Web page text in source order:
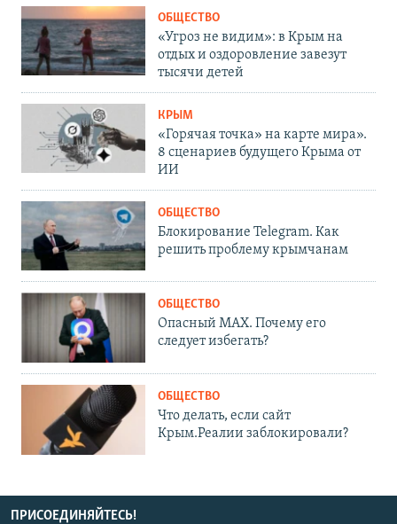
ОБЩЕСТВО
«Угроз не видим»: в Крым на
отдых и оздоровление завезут
тысячи детей
КРЫМ
«Горячая точка» на карте мира».
8 сценариев будущего Крыма от
ИИ
ОБЩЕСТВО
Блокирование Telegram. Как
решить проблему крымчанам
ОБЩЕСТВО
Опасный MAX. Почему его
следует избегать?
ОБЩЕСТВО
Что делать, если сайт
Крым.Реалии заблокировали?
ПРИСОЕДИНЯЙТЕСЬ!